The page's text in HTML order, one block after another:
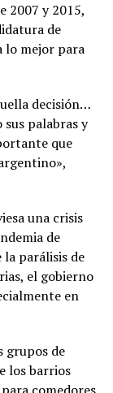
2007 y 2015,
de
lo mejor para
decisión…
palabras y
que
una crisis
de
parálisis de
el gobierno
en
grupos de
los barrios